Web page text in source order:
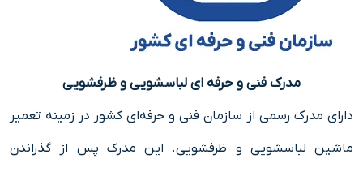
مدرک فنی و حرفه ای لباسشویی و ظرفشویی
دارای مدرک رسمی از سازمان فنی و حرفه‌ای کشور در زمینه تعمیر
ماشین لباسشویی و ظرفشویی. این مدرک پس از گذراندن